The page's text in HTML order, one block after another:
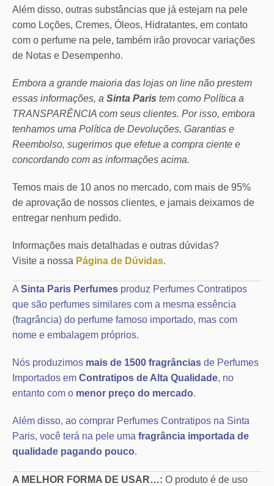
Além disso, outras substâncias que já estejam na pele
como Loções, Cremes, Óleos, Hidratantes, em contato
com o perfume na pele, também irão provocar variações
de Notas e Desempenho.
Embora a grande maioria das lojas on line não prestem
essas informações, a Sinta Paris tem como Política a
TRANSPARÊNCIA com seus clientes. Por isso, embora
tenhamos uma Política de Devoluções, Garantias e
Reembolso, sugerimos que efetue a compra ciente e
concordando com as informações acima.
Temos mais de 10 anos no mercado, com mais de 95%
de aprovação de nossos clientes, e jamais deixamos de
entregar nenhum pedido.
Informações mais detalhadas e outras dúvidas?
Visite a nossa Página de Dúvidas.
A Sinta Paris Perfumes produz Perfumes Contratipos
que são perfumes similares com a mesma essência
(fragrância) do perfume famoso importado, mas com
nome e embalagem próprios.
Nós produzimos mais de 1500 fragrâncias de Perfumes
Importados em Contratipos de Alta Qualidade, no
entanto com o menor preço do mercado.
Além disso, ao comprar Perfumes Contratipos na Sinta
Paris, você terá na pele uma fragrância importada de
qualidade pagando pouco.
A MELHOR FORMA DE USAR…: O produto é de uso